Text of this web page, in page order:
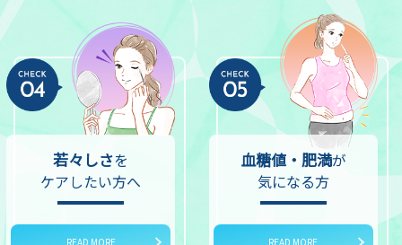
若々しさを
ケアしたい方へ
READ MORE
血糖値・肥満が
気になる方
READ MORE